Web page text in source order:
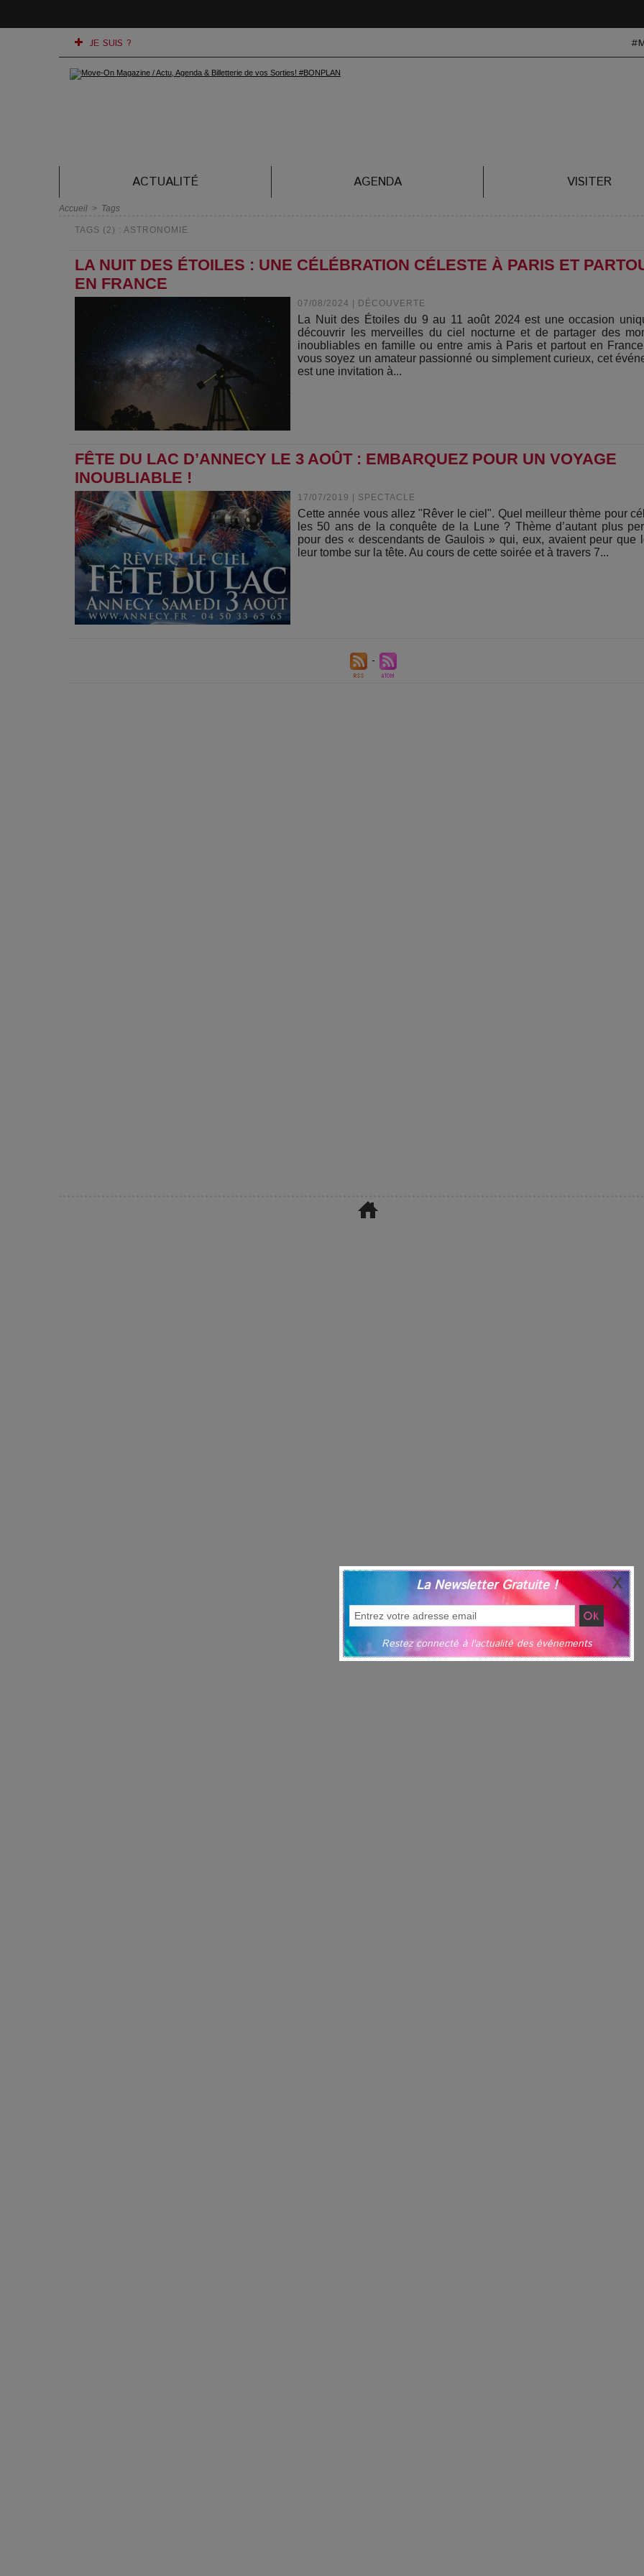
JE SUIS ?
ACTUALITÉ AGENDA VISITER
Accueil > Tags
TAGS (2) : ASTRONOMIE
LA NUIT DES ÉTOILES : UNE CÉLÉBRATION CÉLESTE À PARIS ET
EN FRANCE
07/08/2024 DÉCOUVERTE
La Nuit des Étoiles du 9 au 11 août 2024 est une occasion
découvrir les merveilles du ciel nocturne et de partager des
inoubliables en famille ou entre amis à Paris et partout en
vous soyez un amateur passionné ou simplement curieux, cet
est une invitation à...
FÊTE DU LAC D’ANNECY LE 3 AOÛT : EMBARQUEZ POUR UN VOYAGE
INOUBLIABLE !
17/07/2019 SPECTACLE
Cette année vous allez "Rêver le ciel". Quel meilleur thème pour
les 50 ans de la conquête de la Lune ? Thème d’autant plus
pour des « descendants de Gaulois » qui, eux, avaient peur que
leur tombe sur la tête. Au cours de cette soirée et à travers 7...
La Newsletter Gratuite !
Restez connecté à l'actualité des événements